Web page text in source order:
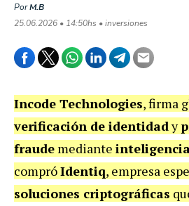
PorM.B
25.06.2026 • 14:50hs • inversiones
Incode Technologies, firma
verificación de identidady
fraude mediante
compróIdentiq, empresa
soluciones criptográficas